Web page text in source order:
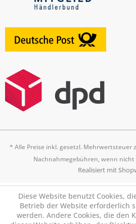
* Alle Preise inkl. gesetzl. Mehrwertsteuer
Nachnahmegebühren, wenn nicht
Realisiert mit
Diese Website benutzt Cookies,
Betrieb der Website erforderlich
werden. Andere Cookies, die den